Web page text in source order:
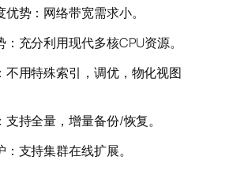
势：网络带宽需求小。
：充分利用现代多核CPU资源。
不用特殊索引，调优，物化视图
支持全量，增量备份/恢复。
支持集群在线扩展。